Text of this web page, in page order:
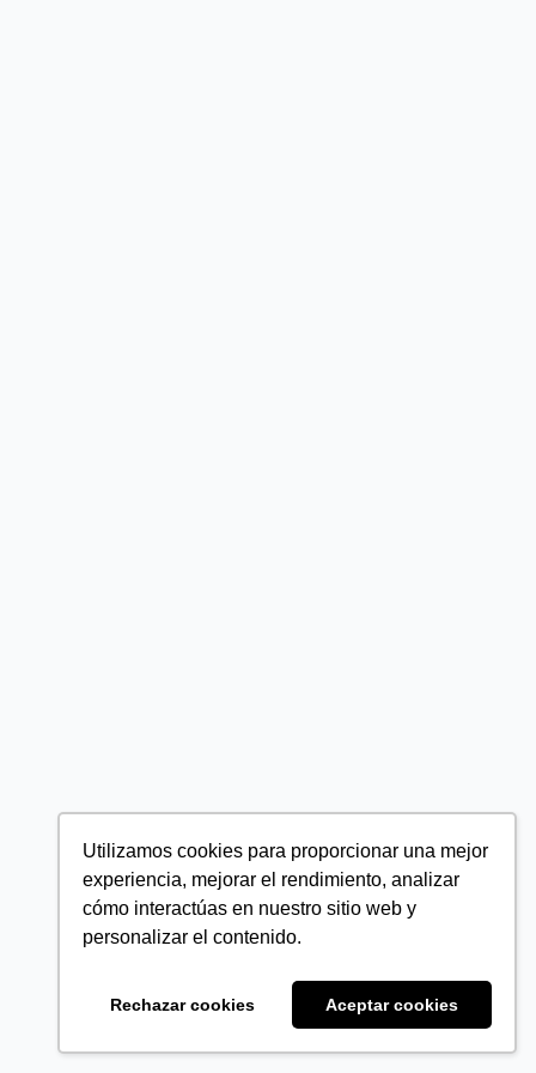
Utilizamos cookies para proporcionar una mejor
experiencia, mejorar el rendimiento, analizar
cómo interactúas en nuestro sitio web y
personalizar el contenido.
Rechazar cookies Aceptar cookies